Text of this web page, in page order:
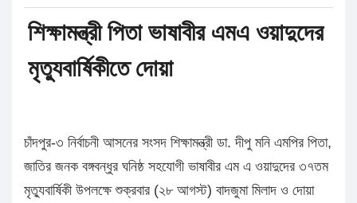
শিক্ষামন্ত্রী পিতা ভাষাবীর এমএ ওয়াদুদের
মৃত্যুবার্ষিকীতে দোয়া
চাঁদপুর-৩ নির্বাচনী আসনের সংসদ শিক্ষামন্ত্রী ডা. দীপু মনি এমপির পিতা,
জাতির জনক বঙ্গবন্ধুর ঘনিষ্ঠ সহযোগী ভাষাবীর এম এ ওয়াদুদের ৩৭তম
মৃত্যুবার্ষিকী উপলক্ষে শুক্রবার (২৮ আগস্ট) বাদজুমা মিলাদ ও দোয়া